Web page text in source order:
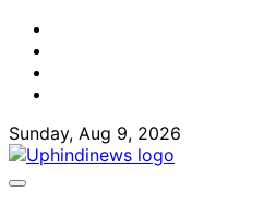
Skip
content
Sunday, Aug 9, 2026